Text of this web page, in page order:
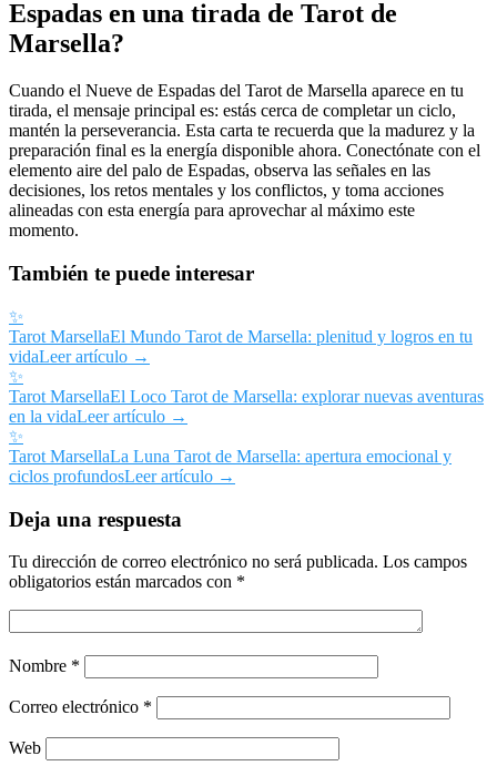
Espadas en una tirada de Tarot de
Marsella?
Cuando el Nueve de Espadas del Tarot de Marsella aparece en tu
tirada, el mensaje principal es: estás cerca de completar un ciclo,
mantén la perseverancia. Esta carta te recuerda que la madurez y la
preparación final es la energía disponible ahora. Conectónate con el
elemento aire del palo de Espadas, observa las señales en las
decisiones, los retos mentales y los conflictos, y toma acciones
alineadas con esta energía para aprovechar al máximo este
momento.
También te puede interesar
✨
Tarot MarsellaEl Mundo Tarot de Marsella: plenitud y logros en tu
vidaLeer artículo →
✨
Tarot MarsellaEl Loco Tarot de Marsella: explorar nuevas aventuras
en la vidaLeer artículo →
✨
Tarot MarsellaLa Luna Tarot de Marsella: apertura emocional y
ciclos profundosLeer artículo →
Deja una respuesta
Tu dirección de correo electrónico no será publicada. Los campos
obligatorios están marcados con *
Nombre *
Correo electrónico *
Web